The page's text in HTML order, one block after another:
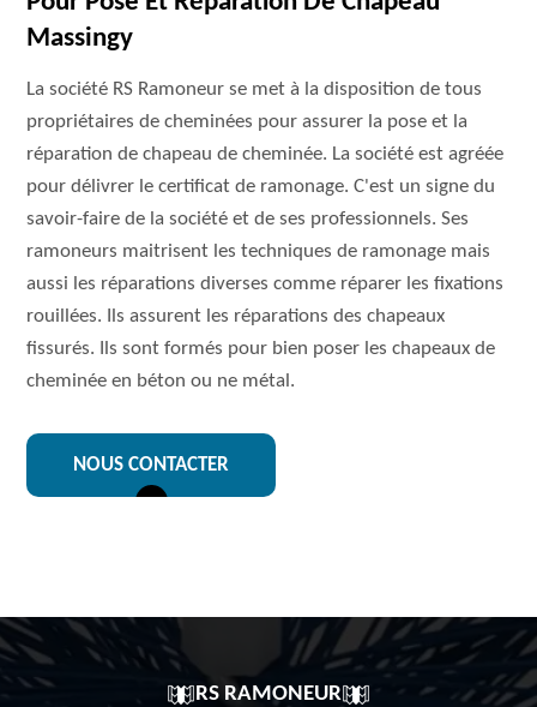
Massingy
La société RS Ramoneur se met à la disposition de tous
propriétaires de cheminées pour assurer la pose et la
réparation de chapeau de cheminée. La société est agréée
pour délivrer le certificat de ramonage. C'est un signe du
savoir-faire de la société et de ses professionnels. Ses
ramoneurs maitrisent les techniques de ramonage mais
aussi les réparations diverses comme réparer les fixations
rouillées. Ils assurent les réparations des chapeaux
fissurés. Ils sont formés pour bien poser les chapeaux de
cheminée en béton ou ne métal.
NOUS CONTACTER
RS RAMONEUR